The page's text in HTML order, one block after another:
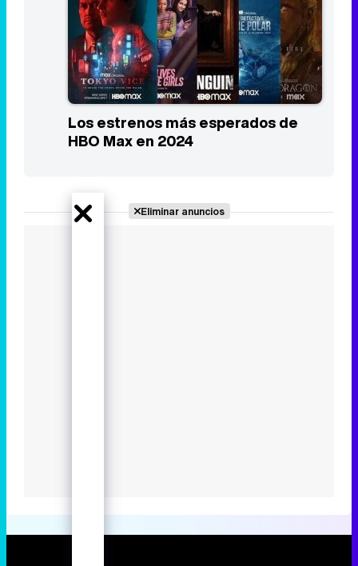
Los estrenos más esperados de
HBO Max en 2024
Eliminar anuncios